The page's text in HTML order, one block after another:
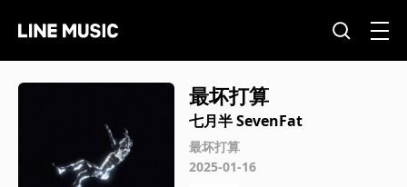
最坏打算
七月半 SevenFat
最坏打算
2025-01-16